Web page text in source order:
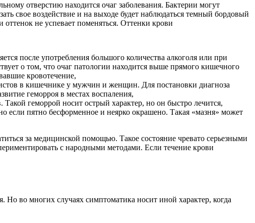
отверстию находится очаг заболевания. Бактерии могут
свое воздействие и на выходе будет наблюдаться темный бордовый
не успевает поменяться. Оттенки крови
после употребления большого количества алкоголя или при
о том, что очаг патологии находится выше прямого кишечного
кровотечение,
в кишечнике у мужчин и женщин. Для постановки диагноза
геморроя в местах воспаления,
геморрой носит острый характер, но он быстро лечится,
если пятно бесформенное и неярко окрашено. Такая «мазня» может
за медицинской помощью. Такое состояние чревато серьезными
с народными методами. Если течение крови
во многих случаях симптоматика носит иной характер, когда